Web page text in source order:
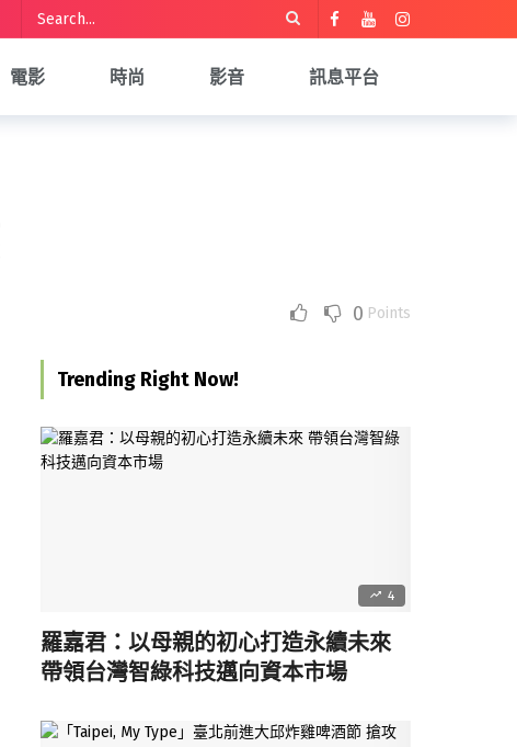
電影 時尚 影音 訊息平台
0 Points
Trending Right Now!
4
羅嘉君：以母親的初心打造永續未來
帶領台灣智綠科技邁向資本市場